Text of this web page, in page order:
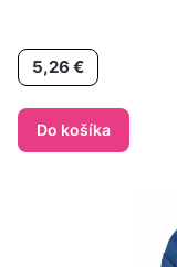
Cena
5,26 €
Do košíka